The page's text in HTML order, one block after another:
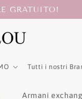
GRATUITO!
Tutti i nostri
Armani